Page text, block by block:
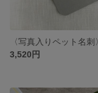
3,520円